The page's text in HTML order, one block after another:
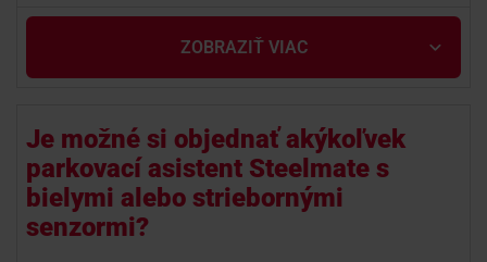
ZOBRAZIŤ VIAC
Je možné si objednať akýkoľvek
parkovací asistent Steelmate s
bielymi alebo striebornými
senzormi?